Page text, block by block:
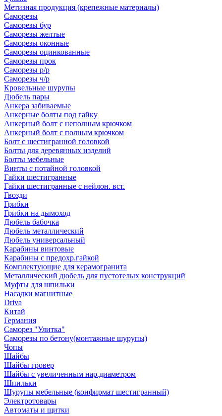
Метизная продукция (крепежные материалы)
Саморезы
Саморезы бур
Саморезы желтые
Саморезы оконные
Саморезы оцинкованные
Саморезы прок
Саморезы р/р
Саморезы ч/р
Кровельные шурупы
Дюбель пары
Анкера забиваемые
Анкерные болты под гайку
Анкерный болт с неполным крючком
Анкерный болт с полным крючком
Болт с шестигранной головкой
Болты для деревянных изделий
Болты мебельные
Винты с потайной головкой
Гайки шестигранные
Гайки шестигранные с нейлон. вст.
Гвозди
Грибки
Грибки на дымоход
Дюбель бабочка
Дюбель металлический
Дюбель универсальный
Карабины винтовые
Карабины с предохр.гайкой
Комплектующие для керамогранита
Металлический дюбель для пустотелых конструкций
Муфты для шпильки
Насадки магнитные
Driva
Китай
Германия
Саморез "Улитка"
Саморезы по бетону(монтажные шурупы)
Чопы
Шайбы
Шайбы гровер
Шайбы с увеличенным нар.диаметром
Шпильки
Шурупы мебельные (конфирмат шестигранный)
Электротовары
Автоматы и щитки